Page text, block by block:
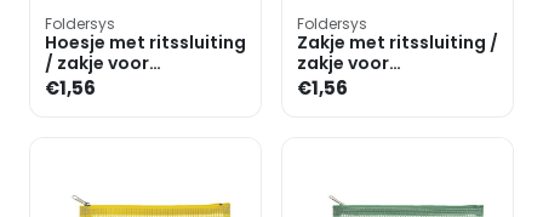
Foldersys
Hoesje met ritssluiting
/ zakje voor
mondmasker A6
liggend
€1,56
Foldersys
Zakje met ritssluiting /
zakje voor
mondmasker A6
»Fresh Colour«
€1,56